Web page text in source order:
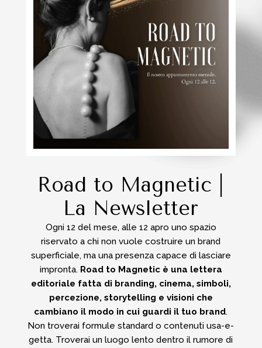
Road to Magnetic |
La Newsletter
Ogni 12 del mese, alle 12 apro uno spazio
riservato a chi non vuole costruire un brand
superficiale, ma una presenza capace di lasciare
impronta. Road to Magnetic è una lettera
editoriale fatta di branding, cinema, simboli,
percezione, storytelling e visioni che
cambiano il modo in cui guardi il tuo brand.
Non troverai formule standard o contenuti usa-e-
getta. Troverai un luogo lento dentro il rumore di